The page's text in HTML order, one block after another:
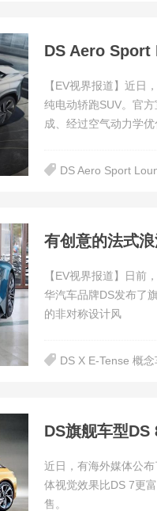
DS Aero Sport
【EV视界报道】近日
纯电动轿跑SUV。官
成、经过空气动力学
DS Aero Sport
有创意的法式
【EV视界报道】日前
华汽车品牌DS发布了
的非对称设计风
DS X E-Tense 概
DS旗舰车型DS
近日，有海外媒体公
体视觉效果比DS 7更
售。